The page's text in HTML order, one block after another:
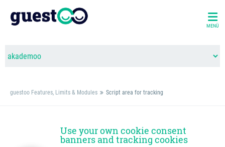
MENÜ
guestoo Features, Limits & Modules Script area for tracking
Use your own cookie consent
banners and tracking cookies